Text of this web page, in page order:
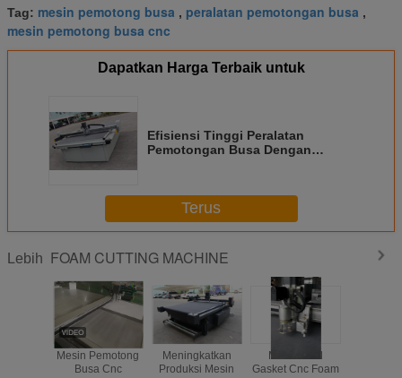
Tag: mesin pemotong busa , peralatan pemotongan busa ,
mesin pemotong busa cnc
Dapatkan Harga Terbaik untuk
Efisiensi Tinggi Peralatan
Pemotongan Busa Dengan
Terus
Lebih FOAM CUTTING MACHINE
Mesin Pemotong
Busa Cnc
Meningkatkan
Produksi Mesin
Mesin Seal
Gasket Cnc Foam